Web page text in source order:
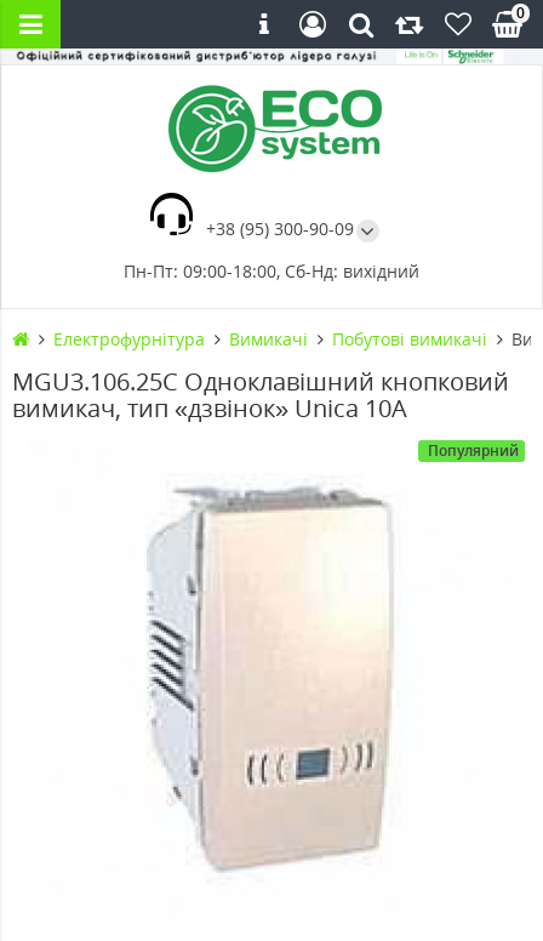
+38 (95) 300-90-09
Пн-Пт: 09:00-18:00, Сб-Нд: вихідний
0
Електрофурнітура Вимикачі Побутові вимикачі
MGU3.106.25C Одноклавішний кнопковий
вимикач, тип «дзвінок» Unica 10А
Популярний